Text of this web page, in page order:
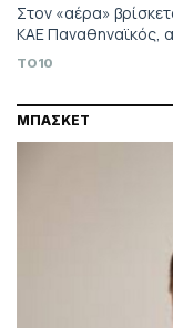
Στον «αέρα»
ΚΑΕ Παναθηναϊκός,
TO10
ΜΠΑΣΚΕΤ